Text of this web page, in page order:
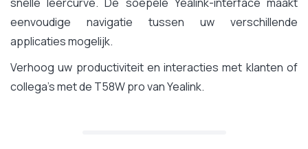
eenvoudige navigatie tussen uw verschillende
applicaties mogelijk.
Verhoog uw productiviteit en interacties met klanten of
collega's met de T58W pro van Yealink.